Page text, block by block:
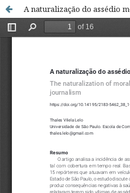
A naturalização do assédio